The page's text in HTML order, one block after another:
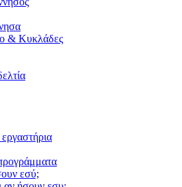
& Κυκλάδες
εσύ;